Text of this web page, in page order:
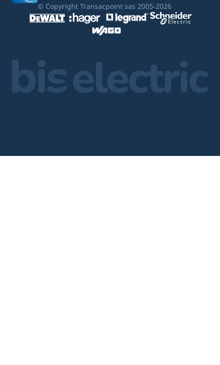
© Copyright Transacpoint sas 2005-2026